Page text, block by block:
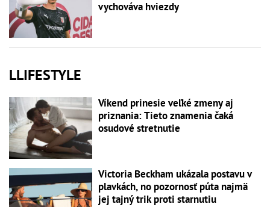
vychováva hviezdy
LLIFESTYLE
Víkend prinesie veľké zmeny aj
priznania: Tieto znamenia čaká
osudové stretnutie
Victoria Beckham ukázala postavu v
plavkách, no pozornosť púta najmä
jej tajný trik proti starnutiu